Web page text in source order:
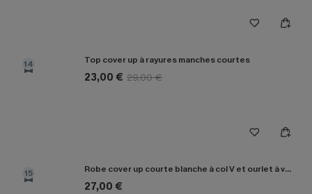
14 Top cover up à rayures manches courtes
23,00 € 29,00 €
15 Robe cover up courte blanche à col V et ourlet à volants
27,00 €